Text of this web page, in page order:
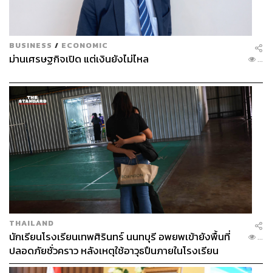
BUSINESS / ECONOMIC
ม่านเศรษฐกิจเปิด แต่เงินยังไม่ไหล ...
THAILAND
นักเรียนโรงเรียนเทพศิรินทร์ นนทบุรี อพยพเข้ายังพื้นที่
ปลอดภัยชั่วคราว หลังเหตุใช้อาวุธปืนภายในโรงเรียน
คลี่คลาย
...